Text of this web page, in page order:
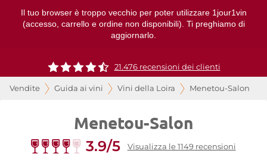
Il tuo browser è troppo vecchio per poter utilizzare 1jour1vin
(accesso, carrello e ordine non disponibili). Ti preghiamo di
aggiornarlo.
21.476 recensioni dei clienti
Vendite Guida ai vini Vini della Loira Menetou-Salon
Menetou-Salon
3.9/5 Visualizza le 1149 recensioni